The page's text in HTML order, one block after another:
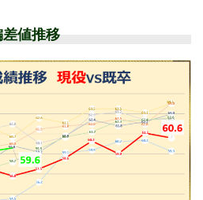
値推移